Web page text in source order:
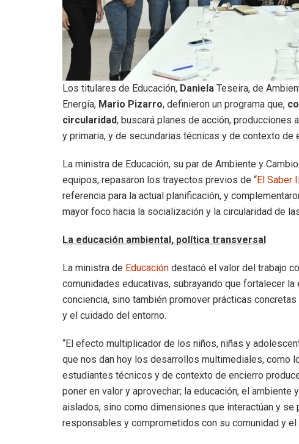
Los titulares de Educación, Daniela Teseira, de
Energía, Mario Pizarro, definieron un programa que,
circularidad, buscará planes de acción,
y primaria, y de secundarias técnicas y de contexto de
La ministra de Educación, su par de Ambiente y
equipos, repasaron los trayectos previos de “El Saber
referencia para la actual planificación, y
mayor foco hacia la socialización y la circularidad de
La educación ambiental, política transversal
La ministra de Educación destacó el valor del trabajo
comunidades educativas, subrayando que fortalecer
conciencia, sino también promover prácticas
y el cuidado del entorno.
“El efecto multiplicador de los niños, niñas y
que nos dan hoy los desarrollos multimediales,
estudiantes técnicos y de contexto de encierro
poner en valor y aprovechar; la educación, el
aislados, sino como dimensiones que interactúan y
responsables y comprometidos con su comunidad y el